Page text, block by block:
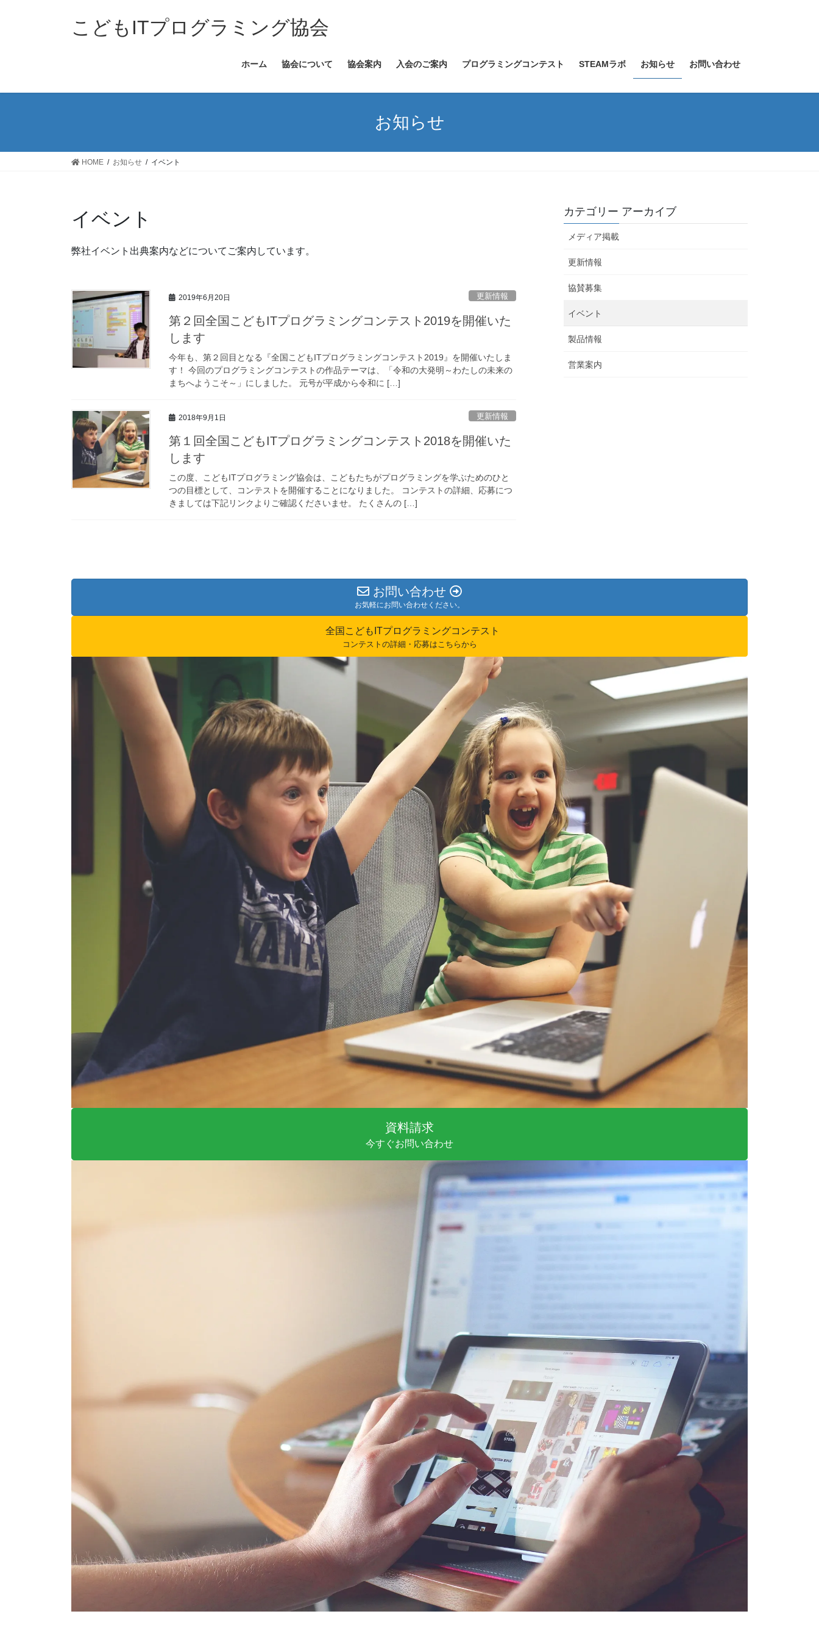
ス
ン
こどもITプログラミング協会
ホーム 協会について 協会案内 入会のご案内 プログラミングコンテスト STEAMラボ お知らせ お問い合わせ
お知らせ
HOME お知らせ イベント
イベント
弊社イベント出典案内などについてご案内しています。
2019年6月20日 更新情報
第２回全国こどもITプログラミングコンテスト2019を開催いた
します
今年も、第２回目となる『全国こどもITプログラミングコンテスト2019』を開催いたしま
す！ 今回のプログラミングコンテストの作品テーマは、「令和の大発明～わたしの未来の
まちへようこそ～」にしました。 元号が平成から令和に […]
2018年9月1日 更新情報
第１回全国こどもITプログラミングコンテスト2018を開催いた
します
この度、こどもITプログラミング協会は、こどもたちがプログラミングを学ぶためのひと
つの目標として、コンテストを開催することになりました。 コンテストの詳細、応募につ
きましては下記リンクよりご確認くださいませ。 たくさんの […]
カテゴリー アーカイブ
メディア掲載
更新情報
協賛募集
イベント
製品情報
営業案内
お問い合わせ
お気軽にお問い合わせください。
全国こどもITプログラミングコンテスト
コンテストの詳細・応募はこちらから
資料請求
今すぐお問い合わせ